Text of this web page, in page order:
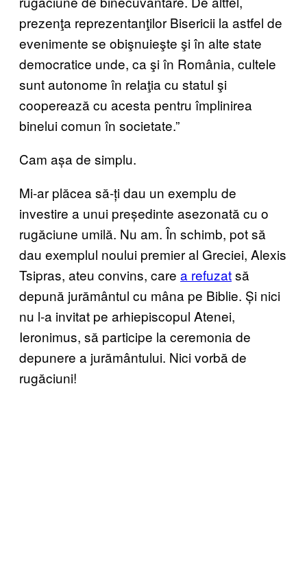
prezenţa reprezentanţilor Bisericii la astfel de
evenimente se obişnuieşte şi în alte state
democratice unde, ca şi în România, cultele
sunt autonome în relaţia cu statul şi
cooperează cu acesta pentru împlinirea
binelui comun în societate.”
Cam așa de simplu.
Mi-ar plăcea să-ți dau un exemplu de
investire a unui președinte asezonată cu o
rugăciune umilă. Nu am. În schimb, pot să
dau exemplul noului premier al Greciei, Alexis
Tsipras, ateu convins, care a refuzatsă
depună jurământul cu mâna pe Biblie. Și nici
nu l-a invitat pe arhiepiscopul Atenei,
Ieronimus, să participe la ceremonia de
depunere a jurământului. Nici vorbă de
rugăciuni!